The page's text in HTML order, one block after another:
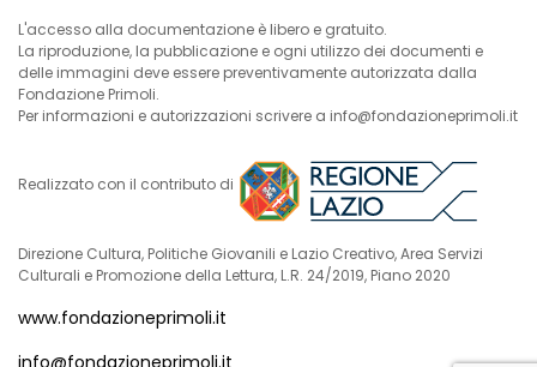
L'accesso alla documentazione è libero e gratuito.
La riproduzione, la pubblicazione e ogni utilizzo dei documenti e
delle immagini deve essere preventivamente autorizzata dalla
Fondazione Primoli.
Per informazioni e autorizzazioni scrivere a info@fondazioneprimoli.it
Realizzato con il contributo di
Direzione Cultura, Politiche Giovanili e Lazio Creativo, Area Servizi
Culturali e Promozione della Lettura, L.R. 24/2019, Piano 2020
www.fondazioneprimoli.it
info@fondazioneprimoli.it